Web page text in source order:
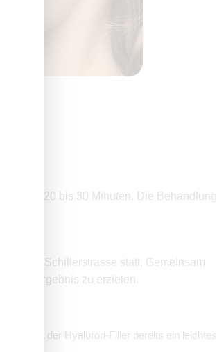
Regel 20 bis 30 Minuten. Die Behandlung
Schillerstrasse statt. Gemeinsam
Ergebnis zu erzielen.
da der Hyaluron-Filler bereits ein leichtes